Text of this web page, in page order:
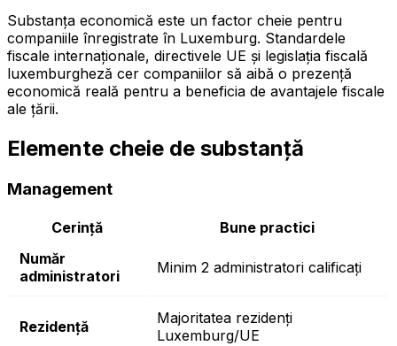
Substanța economică este un factor cheie pentru
companiile înregistrate în Luxemburg. Standardele
fiscale internaționale, directivele UE și legislația fiscală
luxemburgheză cer companiilor să aibă o prezență
economică reală pentru a beneficia de avantajele fiscale
ale țării.
Elemente cheie de substanță
Management
Cerință
Bune practici
Număr
administratori
Minim 2 administratori calificați
Rezidență
Majoritatea rezidenți
Luxemburg/UE